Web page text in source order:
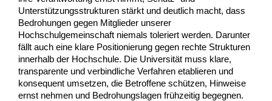
Unterstützungsstrukturen stärkt und deutlich macht, dass
Bedrohungen gegen Mitglieder unserer
Hochschulgemeinschaft niemals toleriert werden. Darunter
fällt auch eine klare Positionierung gegen rechte Strukturen
innerhalb der Hochschule. Die Universität muss klare,
transparente und verbindliche Verfahren etablieren und
konsequent umsetzen, die Betroffene schützen, Hinweise
ernst nehmen und Bedrohungslagen frühzeitig begegnen.